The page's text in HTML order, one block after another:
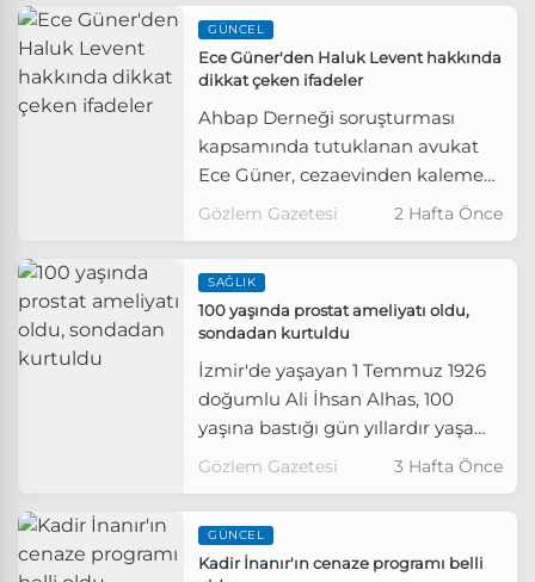
doğa ve sosyal sorumluluk
etkinliklerini bir araya getiren
festival, Antik Teos'un kültürel
mirasını günümüzle buluşturmayı
hedefliyor.
GÜNCEL
Ece Güner'den Haluk Levent hakkında
dikkat çeken ifadeler
Ahbap Derneği soruşturması
kapsamında tutuklanan avukat
Ece Güner, cezaevinden kaleme
aldığı mesajda Haluk Levent'e
Gözlem Gazetesi 2 Hafta Önce
SAĞLIK
100 yaşında prostat ameliyatı oldu,
sondadan kurtuldu
İzmir'de yaşayan 1 Temmuz 1926
doğumlu Ali İhsan Alhas, 100
yaşına bastığı gün yıllardır yaşam
kalitesini düşüren prostat sorunu
Gözlem Gazetesi 3 Hafta Önce
GÜNCEL
Kadir İnanır'ın cenaze programı belli